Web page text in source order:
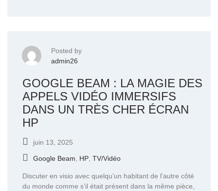
Posted by
admin26
GOOGLE BEAM : LA MAGIE DES
APPELS VIDÉO IMMERSIFS
DANS UN TRÈS CHER ÉCRAN
HP
juin 13, 2025
Google Beam, HP, TV/Vidéo
Discuter en visio avec quelqu’un habitant de l’autre côté
du monde comme s’il était présent dans la même pièce,